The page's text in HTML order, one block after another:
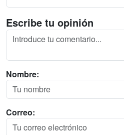
Escribe tu opinión
Nombre:
Correo: